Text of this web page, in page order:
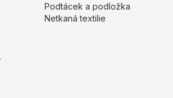
Podtácek a podložka
Netkaná textilie